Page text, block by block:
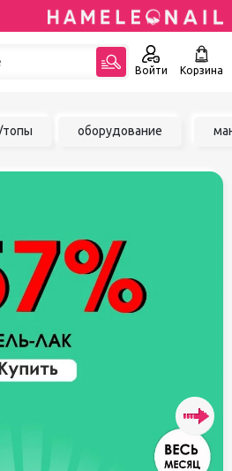
Войти Корзина
топы оборудование